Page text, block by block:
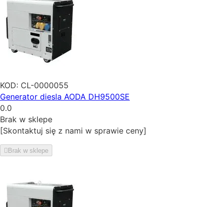
KOD: CL-0000055
Generator diesla AODA DH9500SE
0.0
Brak w sklepe
[Skontaktuj się z nami w sprawie ceny]
Brak w sklepe